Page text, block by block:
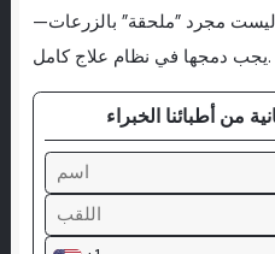
ليست مجرد ”ملحقة” بالزرعات—
يجب دمجها في نظام علاج كامل.
من أطبائنا الخبراء